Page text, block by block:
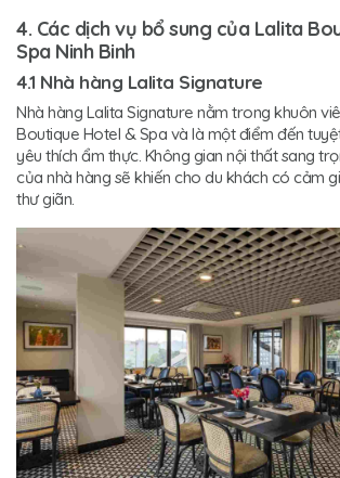
4. Các dịch vụ bổ sung của Lalita
Spa Ninh Binh
4.1 Nhà hàng Lalita Signature
Nhà hàng Lalita Signature nằm trong khuôn
Boutique Hotel & Spa và là một điểm đến
yêu thích ẩm thực. Không gian nội thất sang
của nhà hàng sẽ khiến cho du khách có cảm
thư giãn.